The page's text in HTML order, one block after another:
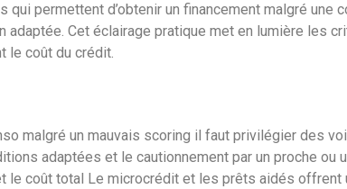
permettent d’obtenir un financement malgré une
Cet éclairage pratique met en lumière les
le coût du crédit.
malgré un mauvais scoring il faut privilégier des
adaptées et le cautionnement par un proche ou
coût total Le microcrédit et les prêts aidés offrent